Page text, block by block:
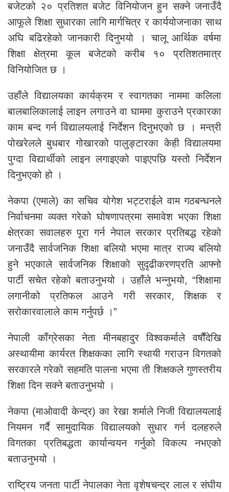
बजेटको २० प्रतिशत बजेट विनियोजन हुन सक्ने जनाउँदै
आफूले शिक्षा सुधारका लागि मार्गचित्र र कार्ययोजनाका साथ
अघि बढिरहेको जानकारी दिनुभयो । चालू आर्थिक वर्षमा
शिक्षा क्षेत्रमा कूल बजेटको करीब १० प्रतिशतमात्र
विनियोजित छ ।
उहाँले विद्यालयका कार्यक्रम र स्वागतका नाममा कलिला
बालबालिकालाई लाइन लगाउने वा घाममा कुराउने प्रकारका
काम बन्द गर्न विद्यालयलाई निर्देशन दिनुभएको छ । मन्त्री
पोखरेलले बुधबार गोखारको पालुङ्टारका केही विद्यालयमा
पुग्दा विद्यार्थीको लाइन लगाइएको पाइएपछि यस्तो निर्देशन
दिनुभएको हो ।
नेकपा (एमाले) का सचिव योगेश भट्टराईले वाम गठबन्धनले
निर्वाचनमा व्यक्त गरेको घोषणापत्रमा समावेश भएका शिक्षा
क्षेत्रका सवालहरु पूरा गर्न नेपाल सरकार प्रतिबद्ध रहेको
जनाउँदै सार्वजनिक शिक्षा बलियो भएमा मात्र राज्य बलियो
हुने भएकाले सार्वजनिक शिक्षाको सुदृढीकरणप्रति आफ्नो
पार्टी सचेत रहेको बताउनुभयो । उहाँले भन्नुभयो, “शिक्षामा
लगानीको प्रतिफल आउने गरी सरकार, शिक्षक र
सरोकारवालाले काम गर्नुपर्छ ।”
नेपाली काँग्रेसका नेता मीनबहादुर विश्वकर्माले वर्षौंदेखि
अस्थायीमा कार्यरत शिक्षकका लागि स्थायी गराउन विगतको
सरकारले गरेको सहमति पालना भएमा ती शिक्षकले गुणस्तरीय
शिक्षा दिन सक्ने बताउनुभयो ।
नेकपा (माओवादी केन्द्र) का रेखा शर्माले निजी विद्यालयलाई
नियमन गर्दै सामुदायिक विद्यालयको सुधार गर्न दलहरुले
विगतका प्रतिबद्धता कार्यान्वयन गर्नुको विकल्प नभएको
बताउनुभयो ।
राष्ट्रिय जनता पार्टी नेपालका नेता वृशेषचन्द्र लाल र संघीय